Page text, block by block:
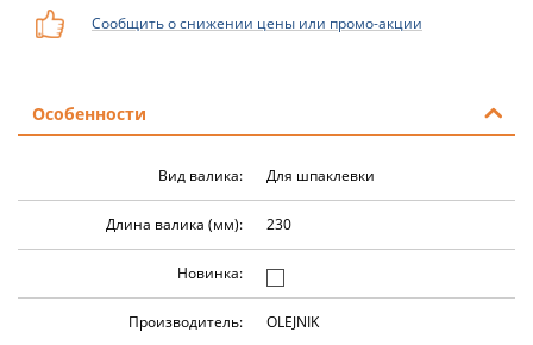
Сообщить о снижении цены или промо-акции
Особенности
Вид валика: Для шпаклевки
Длина валика (мм): 230
Новинка:
Производитель: OLEJNIK